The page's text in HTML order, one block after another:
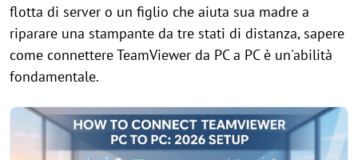
flotta di server o un figlio che aiuta sua madre a
riparare una stampante da tre stati di distanza, sapere
come connettere TeamViewer da PC a PC è un'abilità
fondamentale.